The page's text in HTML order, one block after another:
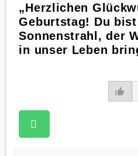
„Herzlichen
Geburtstag! Du
Sonnenstrahl, der
in unser Leben